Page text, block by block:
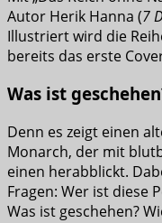
Autor Herik Hanna (7
Illustriert wird die
bereits das erste
Was ist
Denn es zeigt einen
Monarch, der mit
einen herabblickt.
Fragen: Wer ist diese
Was ist geschehen?